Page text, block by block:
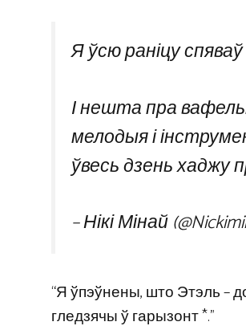
Я ўсю раніцу
І нешта пра
мелодыя і
ўвесь дзень хаджу
– Нікі Мінай
“Я ўпэўнены, што Этэль –
гледзячы ў гарызонт *.”